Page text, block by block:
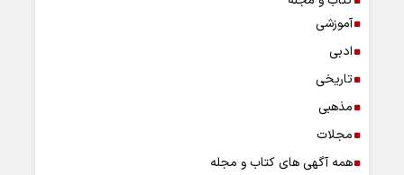
آموزشی
ادبی
تاریخی
مذهبی
مجلات
همه آگهی های کتاب و مجله